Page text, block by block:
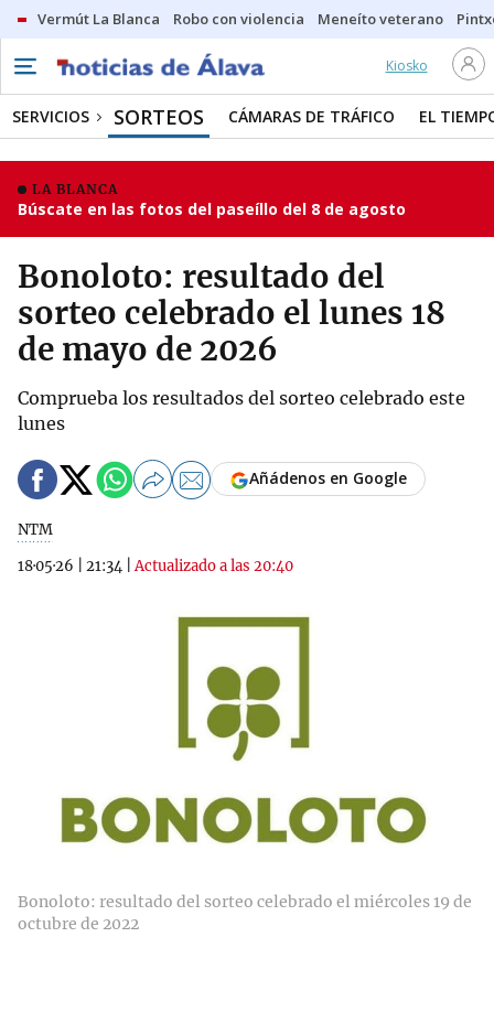
Vermút La Blanca Robo con violencia Meneíto veterano
Kiosko
SERVICIOS SORTEOS CÁMARAS DE TRÁFICO EL
LA BLANCA
Búscate en las fotos del paseíllo del 8 de agosto
Bonoloto: resultado del
sorteo celebrado el lunes 18
de mayo de 2026
Comprueba los resultados del sorteo celebrado este
lunes
NTM
18·05·26
21:34 |Actualizado a las 20:40
Añádenos en Google
Bonoloto: resultado del sorteo celebrado el miércoles 19 de
octubre de 2022